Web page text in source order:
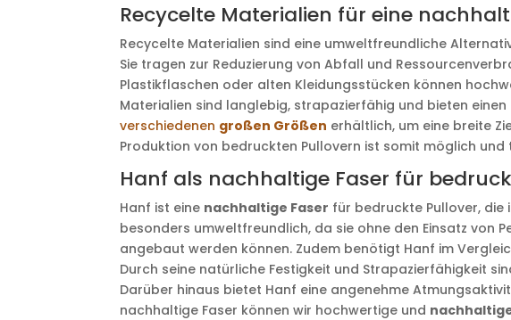
Recycelte Materialien für eine
Recycelte Materialien sind eine umweltfreundliche
Sie tragen zur Reduzierung von Abfall und
Plastikflaschen oder alten Kleidungsstücken können
Materialien sind langlebig, strapazierfähig und bieten
verschiedenen großen Größen erhältlich, um eine breite
Produktion von bedruckten Pullovern ist somit möglich
Hanf als nachhaltige Faser für
Hanf ist eine nachhaltige Faser für bedruckte Pullover,
besonders umweltfreundlich, da sie ohne den Einsatz von
angebaut werden können. Zudem benötigt Hanf im
Durch seine natürliche Festigkeit und Strapazierfähigkeit
Darüber hinaus bietet Hanf eine angenehme
nachhaltige Faser können wir hochwertige und